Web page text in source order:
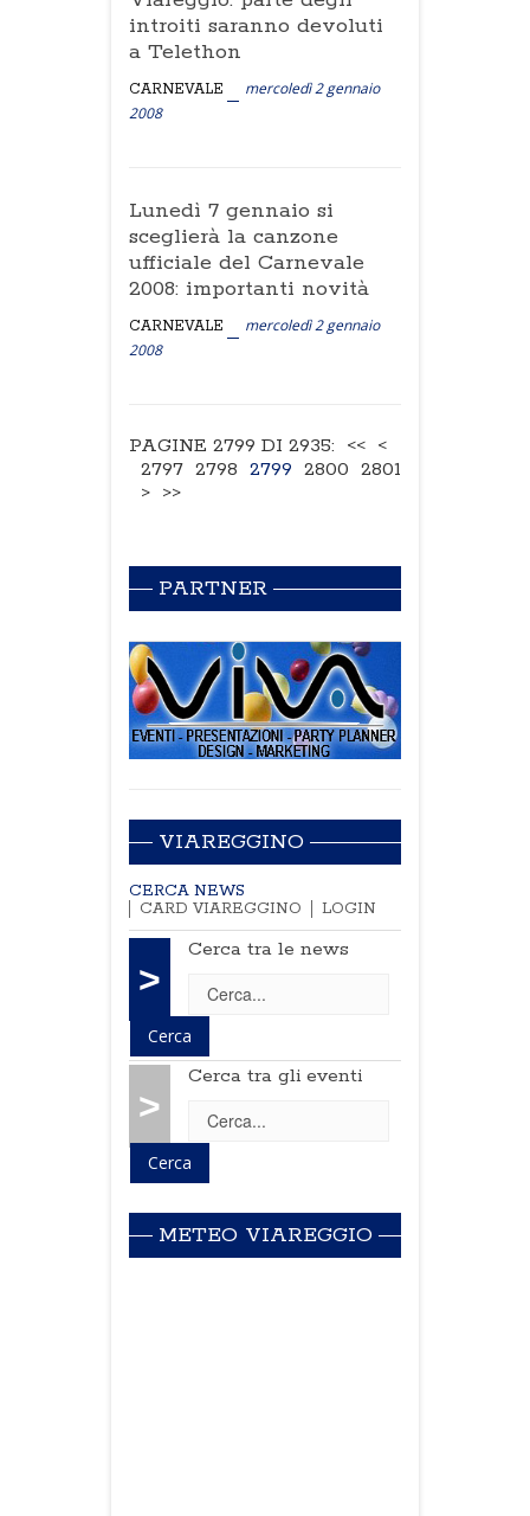
introiti saranno devoluti
a Telethon
CARNEVALE
mercoledì 2 gennaio
2008
Lunedì 7 gennaio si
sceglierà la canzone
ufficiale del Carnevale
2008: importanti novità
CARNEVALE
mercoledì 2 gennaio
2008
PAGINE 2799 DI 2935: << <
2797 2798 2799 2800 2801
> >>
PARTNER
VIAREGGINO
CERCA NEWS
CARD VIAREGGINO
LOGIN
>
Cerca tra le news
>
Cerca tra gli eventi
METEO VIAREGGIO